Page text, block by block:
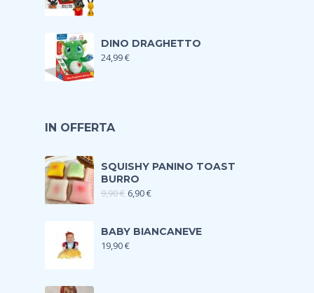
DINO DRAGHETTO
24,99€
IN OFFERTA
SQUISHY PANINO TOAST
BURRO
9,90€ 6,90€
BABY BIANCANEVE
19,90€